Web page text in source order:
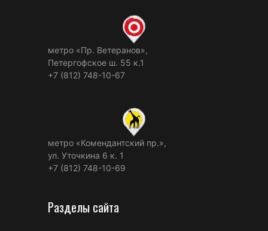
метро «Пр. Ветеранов»,
Петергофское ш. 55 к.1
+7 (812) 748-10-67
метро «Комендантский пр.»,
ул. Уточкина 6 к. 1
+7 (812) 748-10-69
Разделы сайта